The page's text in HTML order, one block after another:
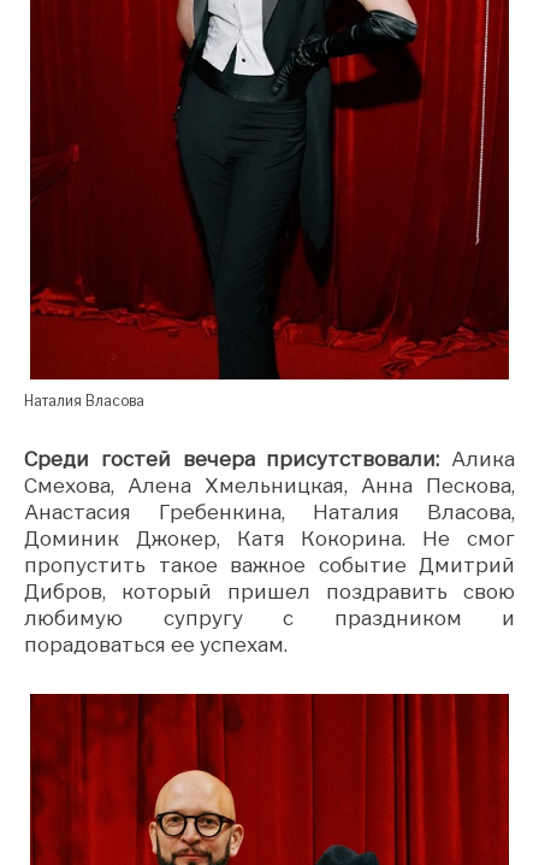
Наталия Власова
Среди гостей вечера присутствовали: Алика
Смехова, Алена Хмельницкая, Анна Пескова,
Анастасия Гребенкина, Наталия Власова,
Доминик Джокер, Катя Кокорина. Не смог
пропустить такое важное событие Дмитрий
Дибров, который пришел поздравить свою
любимую супругу с праздником и
порадоваться ее успехам.